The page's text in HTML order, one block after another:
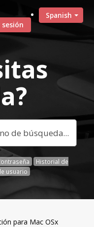
Spanish
Historial de
usuario
para Mac OSx